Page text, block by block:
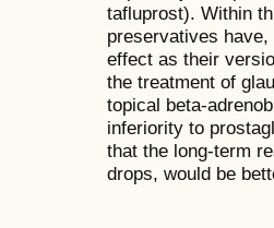
tafluprost). Within
preservatives
effect as their
the treatment of
topical beta-
inferiority to
that the long-term
drops, would be